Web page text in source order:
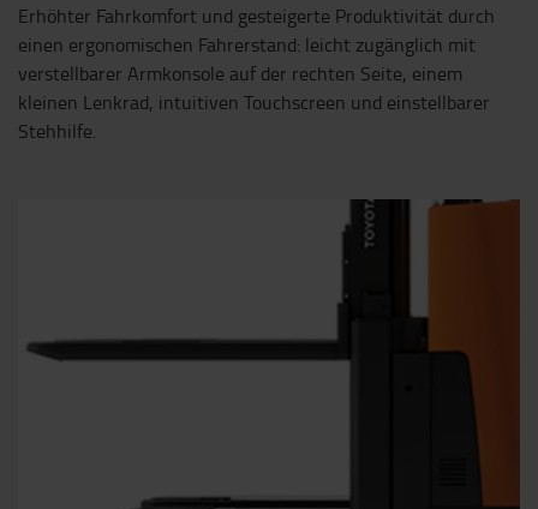
Erhöhter Fahrkomfort und gesteigerte Produktivität durch
einen ergonomischen Fahrerstand: leicht zugänglich mit
verstellbarer Armkonsole auf der rechten Seite, einem
kleinen Lenkrad, intuitiven Touchscreen und einstellbarer
Stehhilfe.